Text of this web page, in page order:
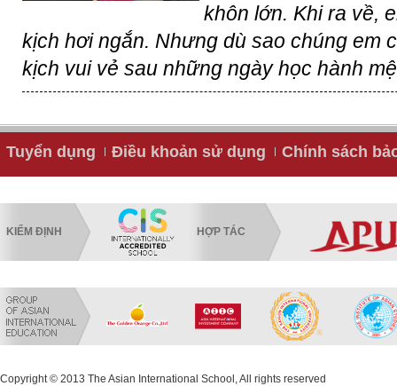
khôn lớn. Khi ra về,
kịch hơi ngắn. Nhưng dù sao chúng em
kịch vui vẻ sau những ngày học hành
Tuyển dụng Điều khoản sử dụng Chính sách
KIỂM ĐỊNH HỢP TÁC
Copyright © 2013 The Asian International School, All rights reserved